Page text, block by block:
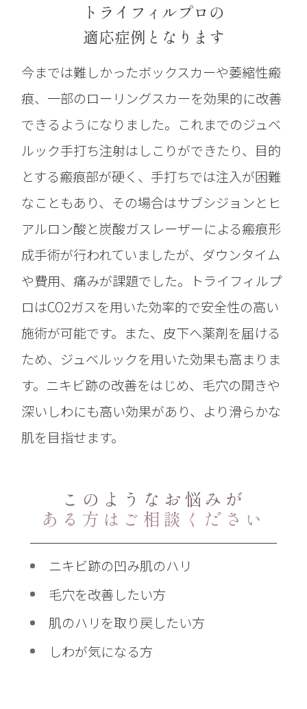
トライフィルプロの
適応症例となります
今までは難しかったボックスカーや萎縮性瘢
痕、一部のローリングスカーを効果的に改善
できるようになりました。これまでのジュベ
ルック手打ち注射はしこりができたり、目的
とする瘢痕部が硬く、手打ちでは注入が困難
なこともあり、その場合はサブシジョンとヒ
アルロン酸と炭酸ガスレーザーによる瘢痕形
成手術が行われていましたが、ダウンタイム
や費用、痛みが課題でした。トライフィルプ
ロはCO2ガスを用いた効率的で安全性の高い
施術が可能です。また、皮下へ薬剤を届ける
ため、ジュベルックを用いた効果も高まりま
す。ニキビ跡の改善をはじめ、毛穴の開きや
深いしわにも高い効果があり、より滑らかな
肌を目指せます。
このようなお悩みが
ある方はご相談ください
ニキビ跡の凹み肌のハリ
毛穴を改善したい方
肌のハリを取り戻したい方
しわが気になる方